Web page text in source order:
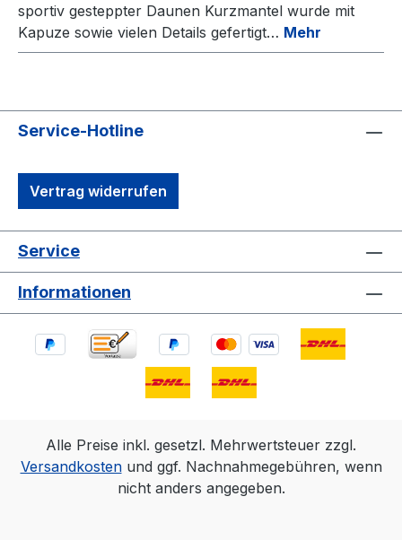
sportiv gesteppter Daunen Kurzmantel wurde mit
Kapuze sowie vielen Details gefertigt… Mehr
Service-Hotline
Vertrag widerrufen
Service
Informationen
Alle Preise inkl. gesetzl. Mehrwertsteuer zzgl.
Versandkostenund ggf. Nachnahmegebühren, wenn
nicht anders angegeben.